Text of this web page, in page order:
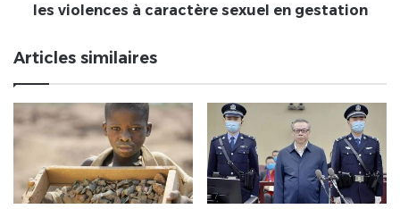
les
violences
caractère
sexuel
gestation
les violences à caractère sexuel en gestation
Articles similaires